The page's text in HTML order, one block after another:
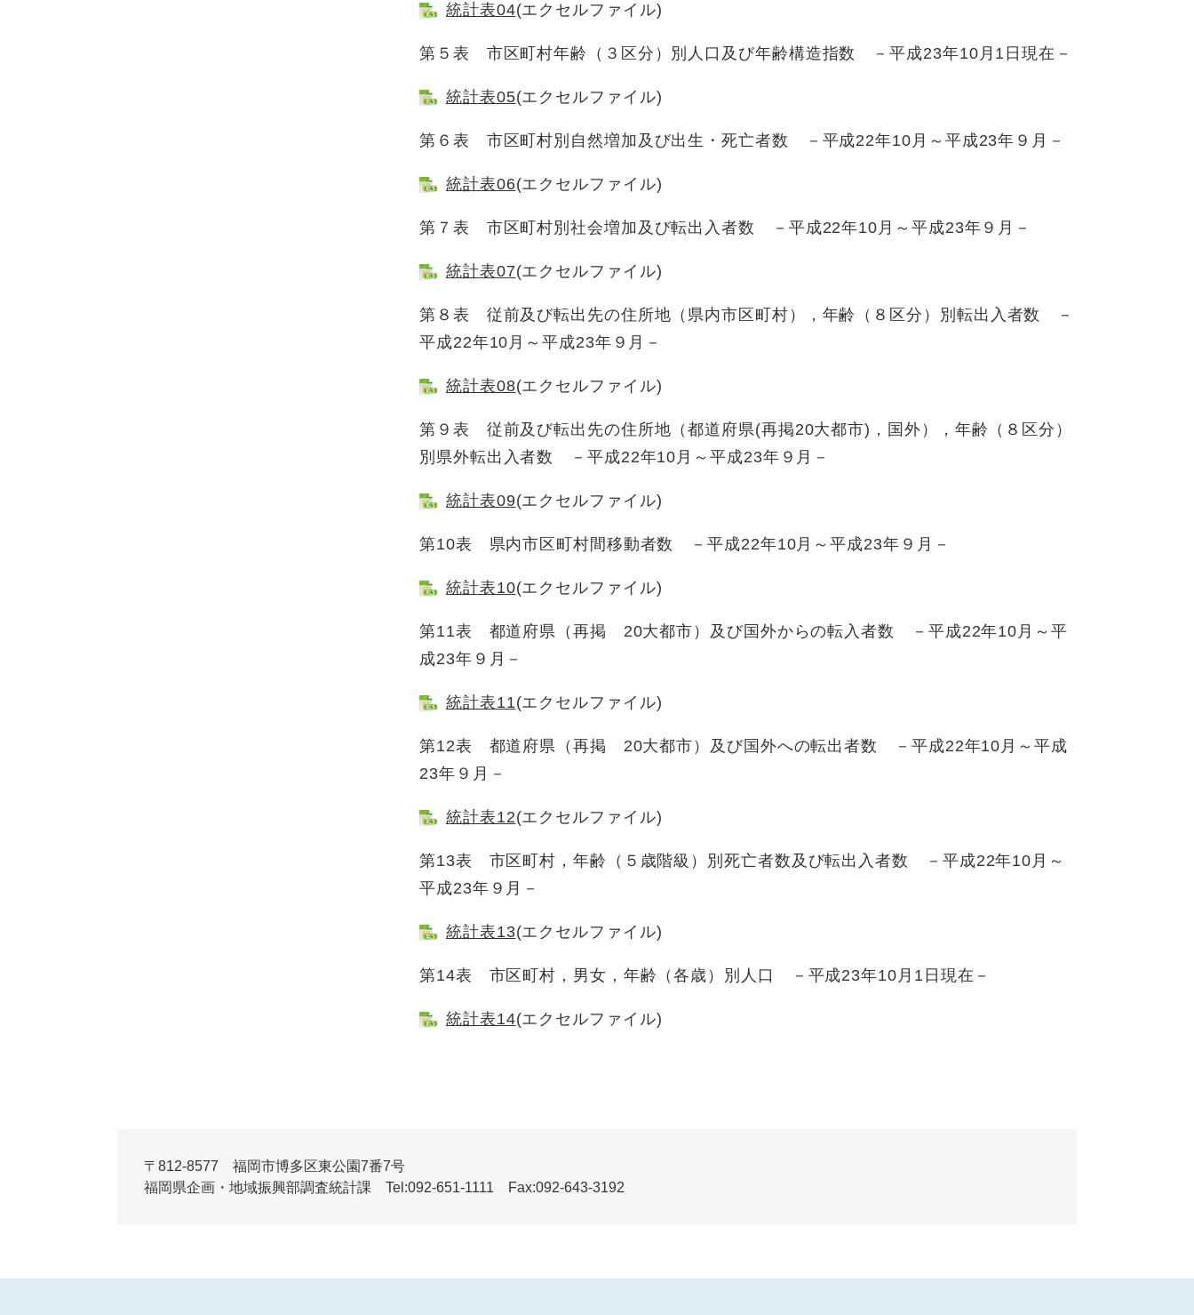
統計表04(エクセルファイル)
第５表 市区町村年齢（３区分）別人口及び年齢構造指数 －平成23年10月1日現在－
統計表05(エクセルファイル)
第６表 市区町村別自然増加及び出生・死亡者数 －平成22年10月～平成23年９月－
統計表06(エクセルファイル)
第７表 市区町村別社会増加及び転出入者数 －平成22年10月～平成23年９月－
統計表07(エクセルファイル)
第８表 従前及び転出先の住所地（県内市区町村），年齢（８区分）別転出入者数 －
平成22年10月～平成23年９月－
統計表08(エクセルファイル)
第９表 従前及び転出先の住所地（都道府県(再掲20大都市)，国外），年齢（８区分）
別県外転出入者数 －平成22年10月～平成23年９月－
統計表09(エクセルファイル)
第10表 県内市区町村間移動者数 －平成22年10月～平成23年９月－
統計表10(エクセルファイル)
第11表 都道府県（再掲 20大都市）及び国外からの転入者数 －平成22年10月～平
成23年９月－
統計表11(エクセルファイル)
第12表 都道府県（再掲 20大都市）及び国外への転出者数 －平成22年10月～平成
23年９月－
統計表12(エクセルファイル)
第13表 市区町村，年齢（５歳階級）別死亡者数及び転出入者数 －平成22年10月～
平成23年９月－
統計表13(エクセルファイル)
第14表 市区町村，男女，年齢（各歳）別人口 －平成23年10月1日現在－
統計表14(エクセルファイル)
〒812-8577 福岡市博多区東公園7番7号
福岡県企画・地域振興部調査統計課 Tel:092-651-1111 Fax:092-643-3192